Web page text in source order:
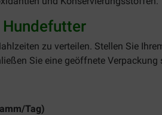
zu verteilen. Stellen Sie
Sie eine geöffnete
Tag)